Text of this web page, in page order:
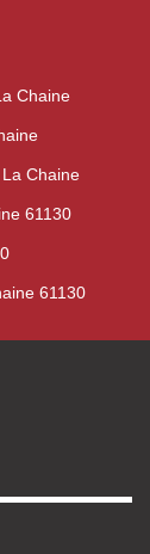
Chaine
Chaine
61130
61130